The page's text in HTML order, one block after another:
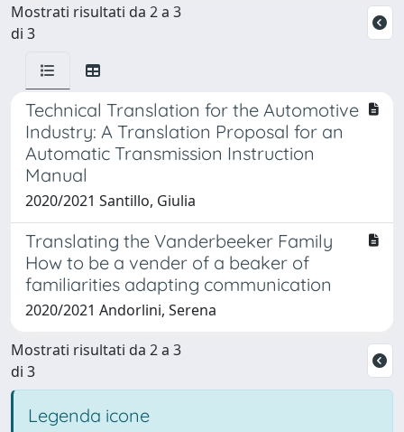
Mostrati risultati da 2 a 3
di 3
Technical Translation for the Automotive
Industry: A Translation Proposal for an
Automatic Transmission Instruction
Manual
2020/2021 Santillo, Giulia
Translating the Vanderbeeker Family
How to be a vender of a beaker of
familiarities adapting communication
2020/2021 Andorlini, Serena
Mostrati risultati da 2 a 3
di 3
Legenda icone